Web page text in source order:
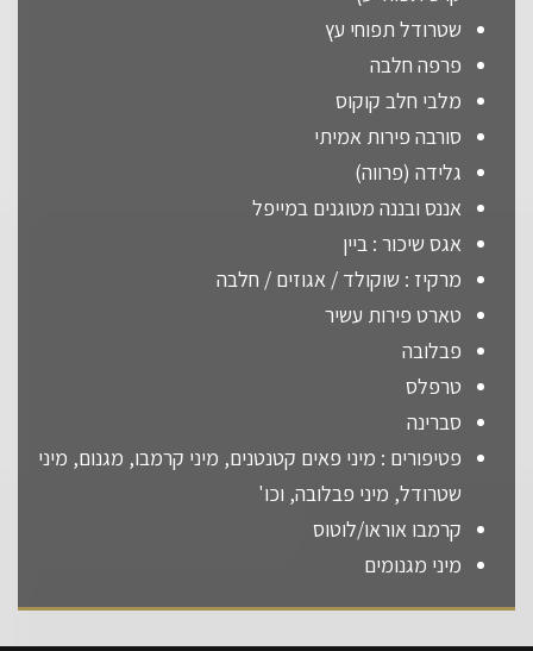
שטרודל תפוחי עץ
פרפה חלבה
מלבי חלב קוקוס
סורבה פירות אמיתי
גלידה (פרווה)
אננס ובננה מטוגנים במייפל
אגס שיכור : ביין
מרקיז : שוקולד / אגוזים / חלבה
טארט פירות עשיר
פבלובה
טרפלס
סברינה
פטיפורים : מיני פאים קטנטנים, מיני קרמבו, מגנום, מיני
שטרודל, מיני פבלובה, וכו'
קרמבו אוראו/לוטוס
מיני מגנומים